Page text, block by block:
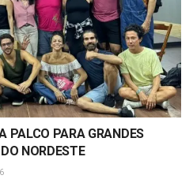
PALCO PARA GRANDES
NORDESTE